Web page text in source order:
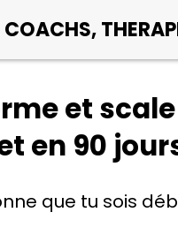
et
en 90
que tu sois